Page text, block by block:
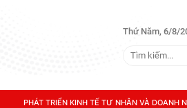
Thứ Năm, 6/8/
PHÁT TRIỂN KINH TẾ TƯ NHÂN VÀ DOANH